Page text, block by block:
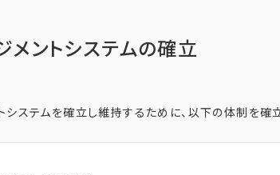
メントシステムの確立
システムを確立し維持するために、以下の体制を確